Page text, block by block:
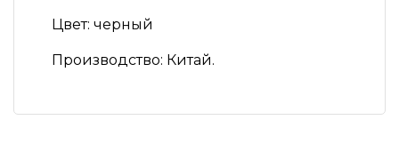
Цвет: черный
Производство: Китай.